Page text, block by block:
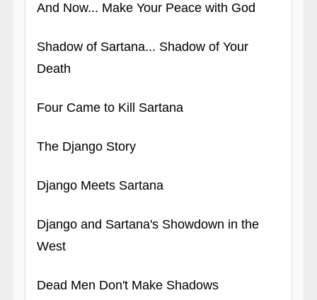
And Now... Make Your Peace with God
Shadow of Sartana... Shadow of Your
Death
Four Came to Kill Sartana
The Django Story
Django Meets Sartana
Django and Sartana's Showdown in the
West
Dead Men Don't Make Shadows